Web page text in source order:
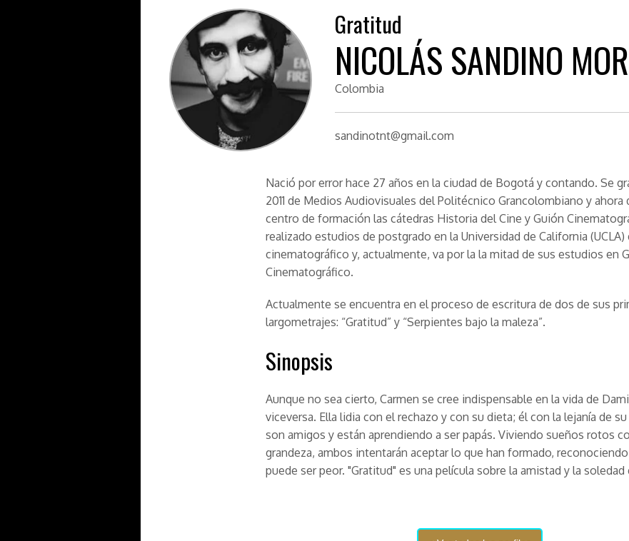
Gratitud
NICOLÁS SANDINO
Colombia
sandinotnt@gmail.com
Nació por error hace 27 años en la ciudad de Bogotá y contando. Se
2011 de Medios Audiovisuales del Politécnico Grancolombiano y ahora
centro de formación las cátedras Historia del Cine y Guión
realizado estudios de postgrado en la Universidad de California
cinematográfico y, actualmente, va por la la mitad de sus estudios en
Cinematográfico.
Actualmente se encuentra en el proceso de escritura de dos de sus
largometrajes: “Gratitud” y “Serpientes bajo la maleza”.
Sinopsis
Aunque no sea cierto, Carmen se cree indispensable en la vida de
viceversa. Ella lidia con el rechazo y con su dieta; él con la lejanía de
son amigos y están aprendiendo a ser papás. Viviendo sueños rotos
grandeza, ambos intentarán aceptar lo que han formado,
puede ser peor. "Gratitud" es una película sobre la amistad y la soledad